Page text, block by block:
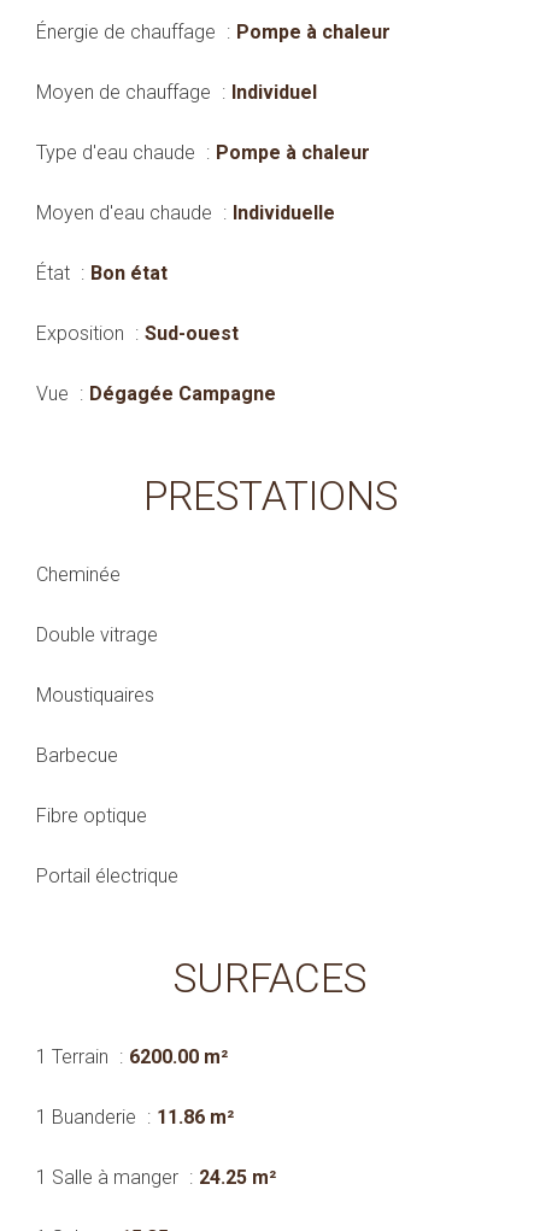
Énergie de chauffage Pompe à chaleur
Moyen de chauffage Individuel
Type d'eau chaude Pompe à chaleur
Moyen d'eau chaude Individuelle
État Bon état
Exposition Sud-ouest
Vue Dégagée Campagne
PRESTATIONS
Cheminée
Double vitrage
Moustiquaires
Barbecue
Fibre optique
Portail électrique
SURFACES
1 Terrain 6200.00 m²
1 Buanderie 11.86 m²
1 Salle à manger 24.25 m²